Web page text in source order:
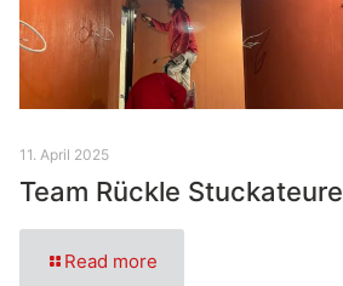
11. April 2025
Team Rückle Stuckateure
Read more